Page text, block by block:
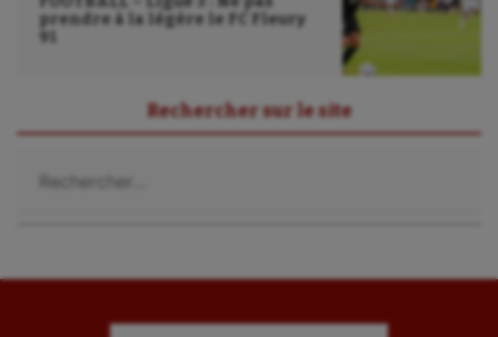
UNSS
Wakeboard
prendre à la légère le FC Fleury
91
Rechercher sur le site